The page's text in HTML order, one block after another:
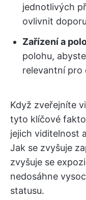
jednotlivých
ovlivnit
Zařízení a
polohu,
relevantní pro
Když zveřejníte
tyto klíčové
jejich viditelnost
Jak se zvyšuje
zvyšuje se
nedosáhne
statusu.